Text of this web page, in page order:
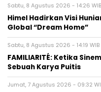
Sabtu, 8 Agustus 2026 - 14:26 WIB
Himel Hadirkan Visi
Global “Dream Home”
Sabtu, 8 Agustus 2026 - 14:19 WIB
FAMILIARITÉ: Ketika
Sebuah Karya Puitis
Jumat, 7 Agustus 2026 - 09:32